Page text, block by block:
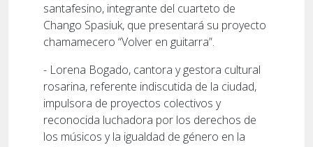
santafesino, integrante del cuarteto de
Chango Spasiuk, que presentará su proyecto
chamamecero “Volver en guitarra”.
- Lorena Bogado, cantora y gestora cultural
rosarina, referente indiscutida de la ciudad,
impulsora de proyectos colectivos y
reconocida luchadora por los derechos de
los músicos y la igualdad de género en la